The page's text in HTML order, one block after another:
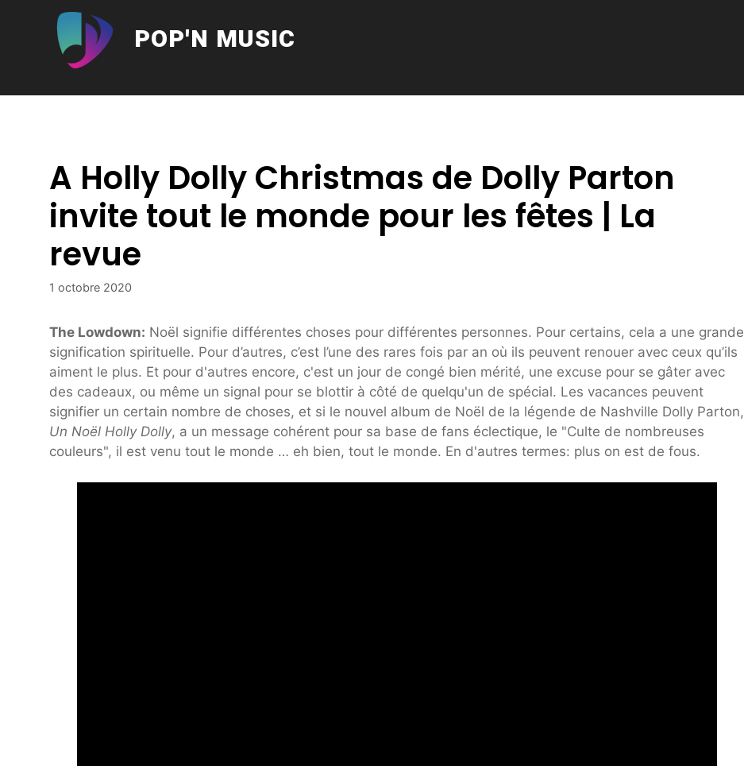
POP'N MUSIC
A Holly Dolly Christmas de Dolly Parton
invite tout le monde pour les fêtes | La
revue
1 octobre 2020
The Lowdown: Noël signifie différentes choses pour différentes personnes. Pour certains, cela a une grande
signification spirituelle. Pour d’autres, c’est l’une des rares fois par an où ils peuvent renouer avec ceux qu’ils
aiment le plus. Et pour d'autres encore, c'est un jour de congé bien mérité, une excuse pour se gâter avec
des cadeaux, ou même un signal pour se blottir à côté de quelqu'un de spécial. Les vacances peuvent
signifier un certain nombre de choses, et si le nouvel album de Noël de la légende de Nashville Dolly Parton,
Un Noël Holly Dolly, a un message cohérent pour sa base de fans éclectique, le "Culte de nombreuses
couleurs", il est venu tout le monde … eh bien, tout le monde. En d'autres termes: plus on est de fous.